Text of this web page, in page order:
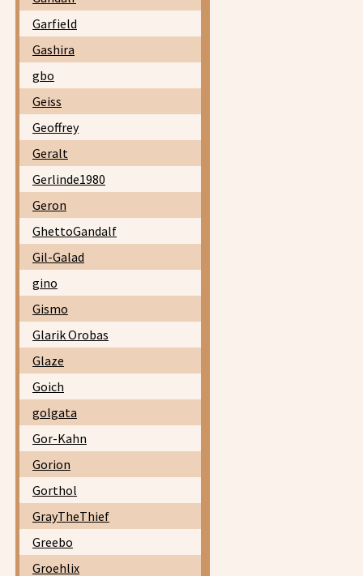
Garfield
Gashira
gbo
Geiss
Geoffrey
Geralt
Gerlinde1980
Geron
GhettoGandalf
Gil-Galad
gino
Gismo
Glarik Orobas
Glaze
Goich
golgata
Gor-Kahn
Gorion
Gorthol
GrayTheThief
Greebo
Groehlix